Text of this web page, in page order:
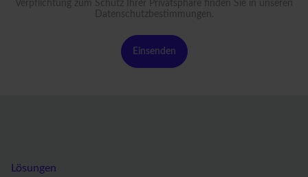
Verpflichtung zum Schutz Ihrer Privatsphäre finden Sie in unseren
Datenschutzbestimmungen .
Lösungen